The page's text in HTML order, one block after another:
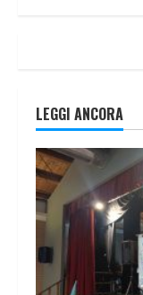
LEGGI ANCORA